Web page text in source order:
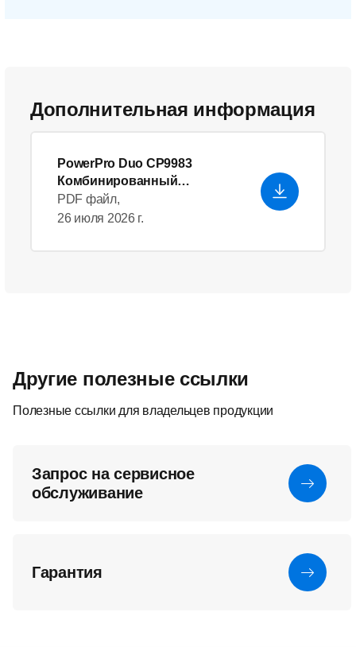
Дополнительная информация
PowerPro Duo CP9983
Комбинированный
аксессуар
PDF файл,
26 июля 2026 г.
Другие полезные ссылки
Полезные ссылки для владельцев продукции
Запрос на сервисное
обслуживание
Гарантия